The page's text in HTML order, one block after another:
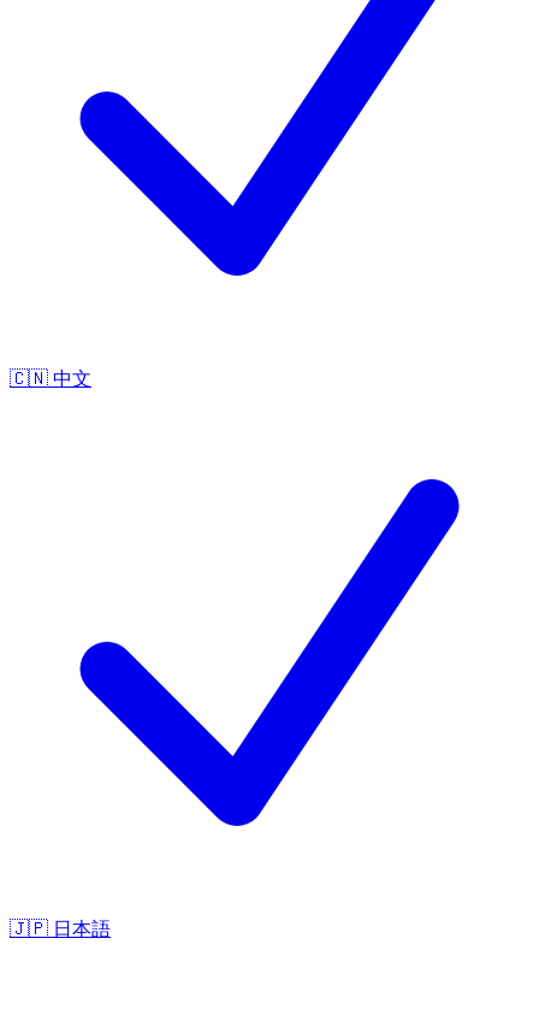
🇨🇳 中文
🇯🇵 日本語